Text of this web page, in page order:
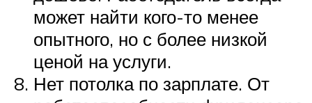
может найти кого-то менее
опытного, но с более низкой
ценой на услуги.
Нет потолка по зарплате. От